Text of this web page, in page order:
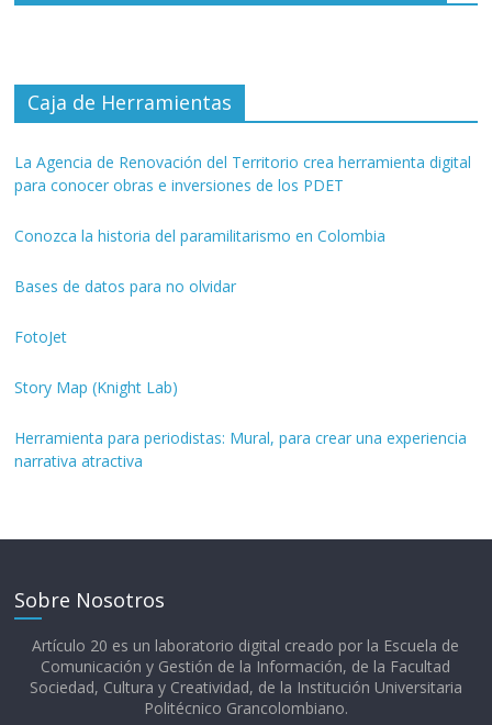
Caja de Herramientas
La Agencia de Renovación del Territorio crea herramienta digital
para conocer obras e inversiones de los PDET
Conozca la historia del paramilitarismo en Colombia
Bases de datos para no olvidar
FotoJet
Story Map (Knight Lab)
Herramienta para periodistas: Mural, para crear una experiencia
narrativa atractiva
Sobre Nosotros
Artículo 20 es un laboratorio digital creado por la Escuela de
Comunicación y Gestión de la Información, de la Facultad
Sociedad, Cultura y Creatividad, de la Institución Universitaria
Politécnico Grancolombiano.​